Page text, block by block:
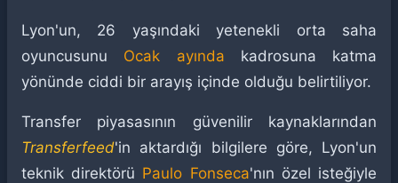
Lyon'un, 26 yaşındaki yetenekli orta saha
oyuncusunu Ocak ayında kadrosuna katma
yönünde ciddi bir arayış içinde olduğu belirtiliyor.
Transfer piyasasının güvenilir kaynaklarından
Transferfeed'in aktardığı bilgilere göre, Lyon'un
teknik direktörü Paulo Fonseca'nın özel isteğiyle